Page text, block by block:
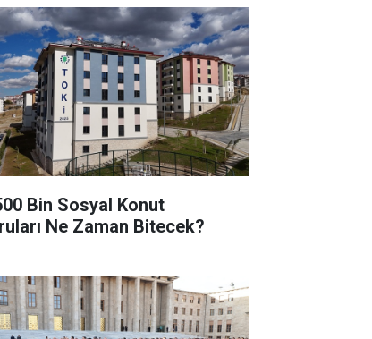
Bin Sosyal Konut
Ne Zaman Bitecek?